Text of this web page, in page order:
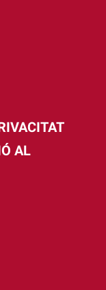
AL